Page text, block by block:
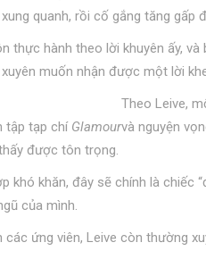
quanh, rồi cố gắng tăng gấp
thực hành theo lời khuyên ấy,
muốn nhận được một lời
tập tạp chí Glamour
Theo Leive,
và nguyện
được tôn trọng.
khó khăn, đây sẽ chính là chiếc
của mình.
các ứng viên, Leive còn thường